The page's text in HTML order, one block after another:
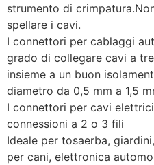
strumento di
spellare i cavi.
I connettori per cablaggi
grado di collegare cavi a
insieme a un buon
diametro da 0,5 mm a 1,5
I connettori per cavi
connessioni a 2 o 3 fili
Ideale per tosaerba,
per cani, elettronica